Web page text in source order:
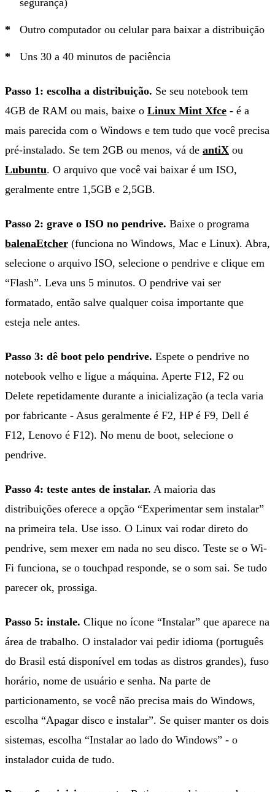
Outro computador ou celular para baixar a distribuição
Uns 30 a 40 minutos de paciência
Passo 1: escolha a distribuição. Se seu notebook tem
4GB de RAM ou mais, baixe o Linux Mint Xfce - é a
mais parecida com o Windows e tem tudo que você precisa
pré-instalado. Se tem 2GB ou menos, vá de antiX ou
Lubuntu. O arquivo que você vai baixar é um ISO,
geralmente entre 1,5GB e 2,5GB.
Passo 2: grave o ISO no pendrive. Baixe o programa
balenaEtcher (funciona no Windows, Mac e Linux). Abra,
selecione o arquivo ISO, selecione o pendrive e clique em
“Flash”. Leva uns 5 minutos. O pendrive vai ser
formatado, então salve qualquer coisa importante que
esteja nele antes.
Passo 3: dê boot pelo pendrive. Espete o pendrive no
notebook velho e ligue a máquina. Aperte F12, F2 ou
Delete repetidamente durante a inicialização (a tecla varia
por fabricante - Asus geralmente é F2, HP é F9, Dell é
F12, Lenovo é F12). No menu de boot, selecione o
pendrive.
Passo 4: teste antes de instalar. A maioria das
distribuições oferece a opção “Experimentar sem instalar”
na primeira tela. Use isso. O Linux vai rodar direto do
pendrive, sem mexer em nada no seu disco. Teste se o Wi-
Fi funciona, se o touchpad responde, se o som sai. Se tudo
parecer ok, prossiga.
Passo 5: instale. Clique no ícone “Instalar” que aparece na
área de trabalho. O instalador vai pedir idioma (português
do Brasil está disponível em todas as distros grandes), fuso
horário, nome de usuário e senha. Na parte de
particionamento, se você não precisa mais do Windows,
escolha “Apagar disco e instalar”. Se quiser manter os dois
sistemas, escolha “Instalar ao lado do Windows” - o
instalador cuida de tudo.